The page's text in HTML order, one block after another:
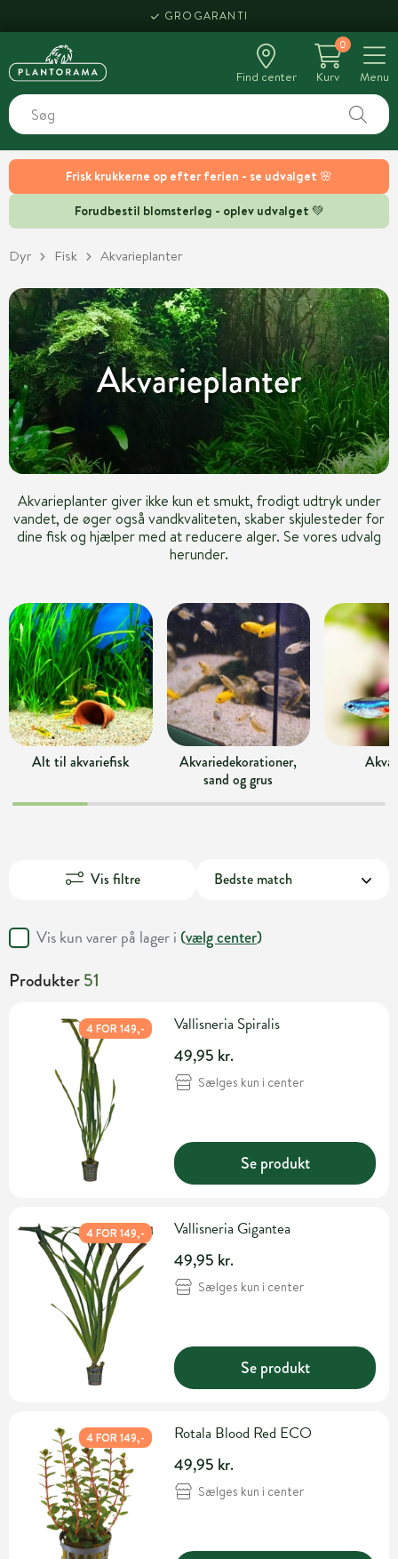
Frisk krukkerne op efter ferien - se udvalget 🌸
Forudbestil blomsterløg - oplev udvalget 💚
HENT SAMME DAG
Find center
0
Kurv
Menu
Dyr Fisk Akvarieplanter
Akvarieplanter
Akvarieplanter giver ikke kun et smukt, frodigt udtryk under
vandet, de øger også vandkvaliteten, skaber skjulesteder for
dine fisk og hjælper med at reducere alger. Se vores udvalg
herunder.
Alt til akvariefisk
Akvariedekorationer,
sand og grus
Vis filtre
Vis kun varer på lager i (vælg center)
Produkter51
4 FOR 149,- Vallisneria Spiralis
49,95 kr.
Sælges kun i center
Se produkt
4 FOR 149,- Vallisneria Gigantea
49,95 kr.
Sælges kun i center
Se produkt
4 FOR 149,- Rotala Blood Red ECO
49,95 kr.
Sælges kun i center